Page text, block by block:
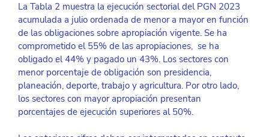
La Tabla 2 muestra la ejecución sectorial del PGN 2023
acumulada a julio ordenada de menor a mayor en función
de las obligaciones sobre apropiación vigente. Se ha
comprometido el 55% de las apropiaciones,  se ha
obligado el 44% y pagado un 43%. Los sectores con
menor porcentaje de obligación son presidencia,
planeación, deporte, trabajo y agricultura. Por otro lado,
los sectores con mayor apropiación presentan
porcentajes de ejecución superiores al 50%.